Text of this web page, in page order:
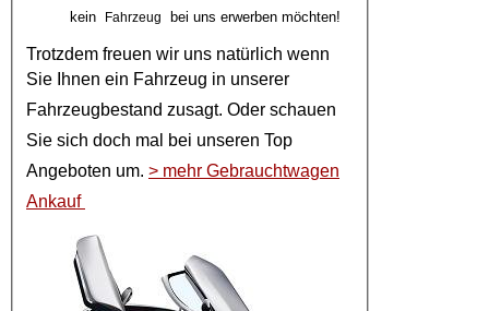
kein
Fahrzeug bei uns erwerben möchten!
Trotzdem freuen wir uns natürlich wenn
Sie Ihnen ein Fahrzeug in unserer
Fahrzeugbestand zusagt. Oder schauen
Sie sich doch mal bei unseren Top
Angeboten um. > mehr Gebrauchtwagen
Ankauf